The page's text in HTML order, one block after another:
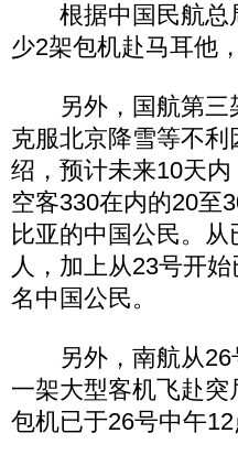
根据中国民航总
少2架包机赴马耳他
另外，国航第三
克服北京降雪等不
绍，预计未来10天
空客330在内的20至
比亚的中国公民。
人，加上从23号开
名中国公民。
另外，南航从26
一架大型客机飞赴
包机已于26号中午